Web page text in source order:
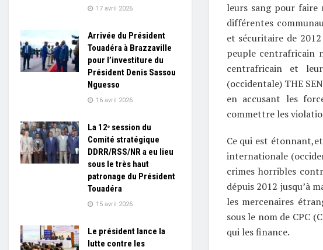
leurs sang pour faire
différentes
et sécuritaire de
peuple centrafricain
centrafricain et
(occidentale) THE
en accusant les
commettre les
Ce qui est
internationale
crimes horribles
dépuis 2012 jusqu’à
les mercenaires
sous le nom de CPC
qui les finance.
17 avril 2026
Arrivée du Président
Touadéra à Brazzaville
pour l’investiture du
Président Denis Sassou
Nguesso
16 avril 2026
La 12ᵉ session du
Comité stratégique
DDRR/RSS/NR a eu lieu
sous le très haut
patronage du Président
Touadéra
15 avril 2026
Le président lance la
lutte contre les